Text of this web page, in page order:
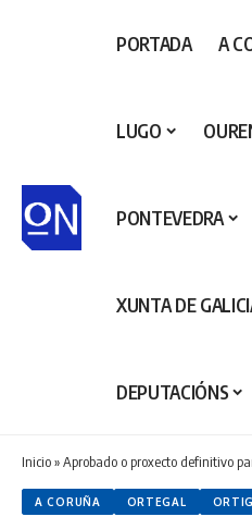
PORTADA A
LUGO
PONTEVEDRA
XUNTA DE
DEPUTACIÓNS
Inicio»Aprobado o proxecto definitivo para
A CORUÑA ORTEGAL